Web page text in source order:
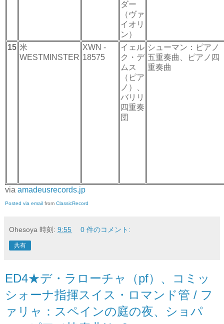
ダー
（ヴァ
イオリ
ン）
15 米
WESTMINSTER
XWN -
18575
イェル
ク・デ
ムス
（ピア
ノ）、
バリリ
四重奏
団
シューマン：ピアノ
五重奏曲、ピアノ四
重奏曲
via amadeusrecords.jp
Posted via email from ClassicRecord
Ohesoya 時刻: 9:55 0 件のコメント:
共有
ED4★デ・ラローチャ（pf）、コミッ
シォーナ指揮スイス・ロマンド管 / フ
ァリャ：スペインの庭の夜、ショパ